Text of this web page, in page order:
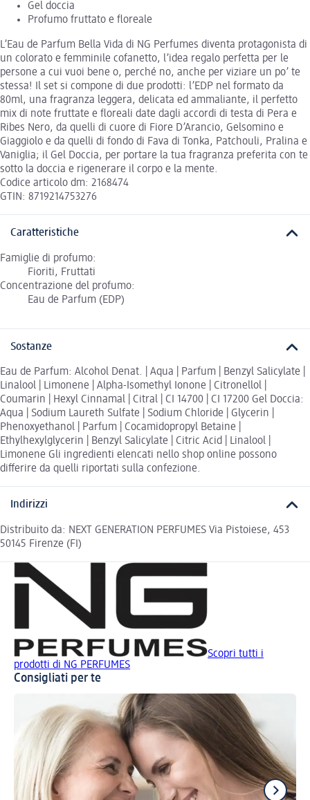
Gel doccia
Profumo fruttato e floreale
L’Eau de Parfum Bella Vida di NG Perfumes diventa protagonista di
un colorato e femminile cofanetto, l’idea regalo perfetta per le
persone a cui vuoi bene o, perché no, anche per viziare un po’ te
stessa! Il set si compone di due prodotti: l’EDP nel formato da
80ml, una fragranza leggera, delicata ed ammaliante, il perfetto
mix di note fruttate e floreali date dagli accordi di testa di Pera e
Ribes Nero, da quelli di cuore di Fiore D’Arancio, Gelsomino e
Giaggiolo e da quelli di fondo di Fava di Tonka, Patchouli, Pralina e
Vaniglia; il Gel Doccia, per portare la tua fragranza preferita con te
sotto la doccia e rigenerare il corpo e la mente.
Codice articolo dm: 2168474
GTIN: 8719214753276
Caratteristiche
Famiglie di profumo:
Fioriti, Fruttati
Concentrazione del profumo:
Eau de Parfum (EDP)
Sostanze
Eau de Parfum: Alcohol Denat. | Aqua | Parfum | Benzyl Salicylate |
Linalool | Limonene | Alpha-Isomethyl Ionone | Citronellol |
Coumarin | Hexyl Cinnamal | Citral | CI 14700 | CI 17200 Gel Doccia:
Aqua | Sodium Laureth Sulfate | Sodium Chloride | Glycerin |
Phenoxyethanol | Parfum | Cocamidopropyl Betaine |
Ethylhexylglycerin | Benzyl Salicylate | Citric Acid | Linalool |
Limonene Gli ingredienti elencati nello shop online possono
differire da quelli riportati sulla confezione.
Indirizzi
Distribuito da: NEXT GENERATION PERFUMES Via Pistoiese, 453
50145 Firenze (FI)
Scopri tutti i
prodotti di NG PERFUMES
Consigliati per te